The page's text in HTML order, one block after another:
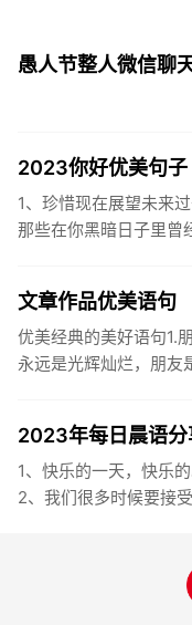
愚人节整人微信聊
2023你好优美句子
1、珍惜现在展望未来
那些在你黑暗日子里曾
文章作品优美语句
优美经典的美好语句1.
永远是光辉灿烂，朋友
2023年每日晨语分
1、快乐的一天，快乐
2、我们很多时候要接